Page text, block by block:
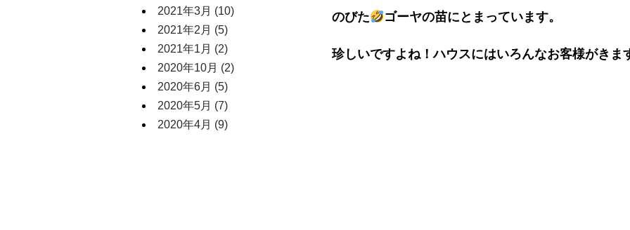
のびた ゴーヤの苗にとまっています。
珍しいですよね！ハウスにはいろんなお客様がきま
2021年3月 (10)
2021年2月 (5)
2021年1月 (2)
2020年10月 (2)
2020年6月 (5)
2020年5月 (7)
2020年4月 (9)